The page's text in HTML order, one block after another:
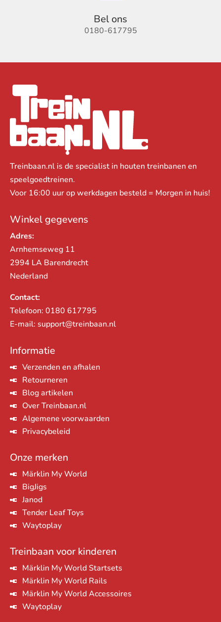
Bel ons
0180-617795
Treinbaan.nl is de specialist in houten treinbanen en
speelgoedtreinen.
Voor 16:00 uur op werkdagen besteld = Morgen in huis!
Winkel gegevens
Adres:
Arnhemseweg 11
2994 LA Barendrecht
Nederland
Contact:
Telefoon: 0180 617795
E-mail: support@treinbaan.nl
Informatie
Verzenden en afhalen
Retourneren
Blog artikelen
Over Treinbaan.nl
Algemene voorwaarden
Privacybeleid
Onze merken
Märklin My World
BigJigs
Janod
Tender Leaf Toys
Waytoplay
Treinbaan voor kinderen
Märklin My World Startsets
Märklin My World Rails
Märklin My World Accessoires
Waytoplay